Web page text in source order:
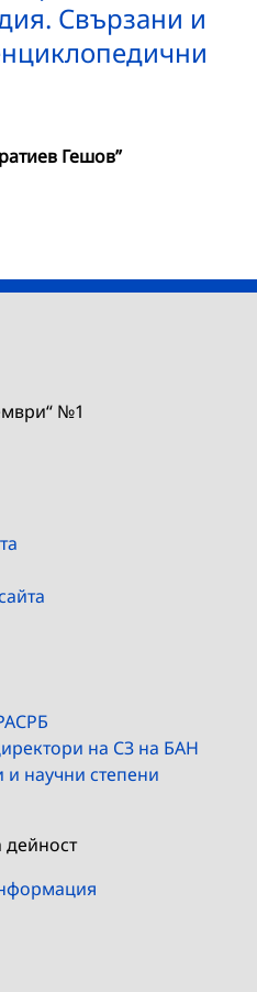
Свързани и
Гешов”
№1
на СЗ на БАН
научни степени
дейност